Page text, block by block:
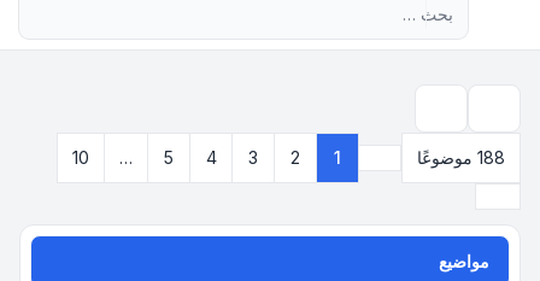
188 موضوعًا
صفحة1
10 1
2
3
4
5
…
10
مواضيع